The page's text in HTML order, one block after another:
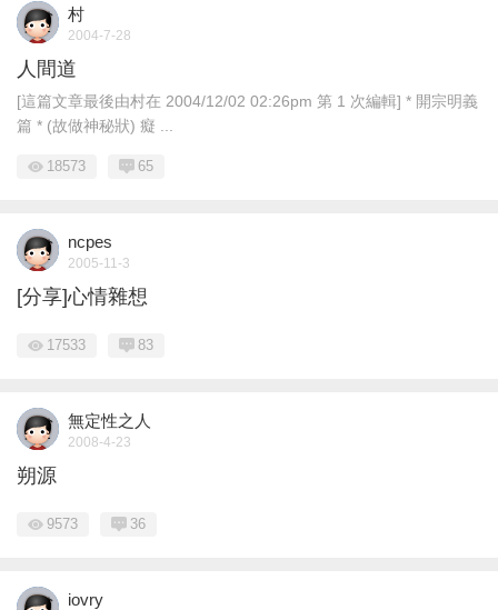
村
2004-7-28
人間道
[這篇文章最後由村在 2004/12/02 02:26pm 第 1 次編輯] * 開宗明義
篇 * (故做神秘狀) 癡 ...
18573 65
ncpes
2005-11-3
[分享]心情雜想
17533 83
無定性之人
2008-4-23
朔源
9573 36
iovry